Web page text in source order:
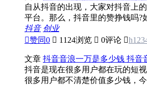
自从抖音的出现，大家对抖音上
平台。那么，抖音里的赞挣钱吗?
抖音 创业
赞同0  1124浏览  0评论 
文章 抖音音浪一万是多少钱 抖音
抖音是现在很多用户都在玩的短
很多用户都不清楚价值多少钱，